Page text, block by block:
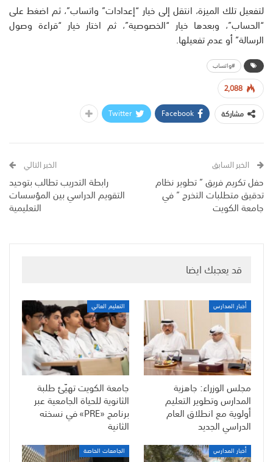
لتفعيل تلك الميزة، انتقل إلى خيار “إعدادات” واتساب”، ثم اضغط على
“الحساب”، وبعدها خيار “الخصوصية”، ثم اختار خيار “قراءة وصول
الرسالة” أو عدم تفعيلها.
#واتساب
2,088
مشاركة
Facebook
Twitter
الخبر السابق
حفل تكريم فريق ” تطوير نظام
تدقيق متطلبات التخرج ” في
جامعة الكويت
الخبر التالي
رابطة التدريب تطالب بتوحيد
التقويم الدراسي بين المؤسسات
التعليمية
قد يعجبك ايضا
أخبار المدارس
مجلس الوزراء: جاهزية
المدارس وتطوير التعليم
أولوية مع انطلاق العام
الدراسي الجديد
التعليم العالي
جامعة الكويت تهيّئ طلبة
الثانوية للحياة الجامعية عبر
برنامج «PRE» في نسخته
الثانية
أخبار المدارس الجامعات الخاصة